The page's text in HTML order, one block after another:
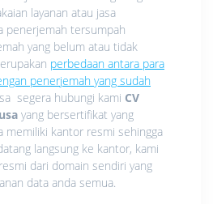
layanan atau jasa
penerjemah tersumpah
yang belum atau tidak
perbedaan antara para
penerjemah yang sudah
segera hubungi kami CV
yang bersertifikat yang
memiliki kantor resmi sehingga
langsung ke kantor, kami
dari domain sendiri yang
data anda semua.